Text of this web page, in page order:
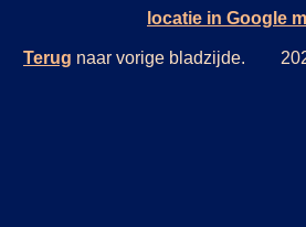
locatie in Google
Terug naar vorige bladzijde.